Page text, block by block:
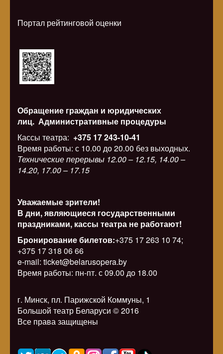
Портал рейтинговой оценки
Обращение граждан и юридических
лиц. Административные процедуры
Кассы театра: +375 17 243-10-41
Время работы: с 10.00 до 20.00 без выходных.
Технические перерывы 12.00 – 12.15, 14.00 –
14.20, 17.00 – 17.15
Уважаемые зрители!
В дни, являющиеся государственными
праздниками, кассы театра не работают!
Бронирование билетов:+375 17 263 10 74;
+375 17 318 06 66
e-mail: ticket@belarusopera.by
Время работы: пн-пт. с 09.00 до 18.00
г. Минск, пл. Парижской Коммуны, 1
Большой театр Беларуси © 2016
Все права защищены